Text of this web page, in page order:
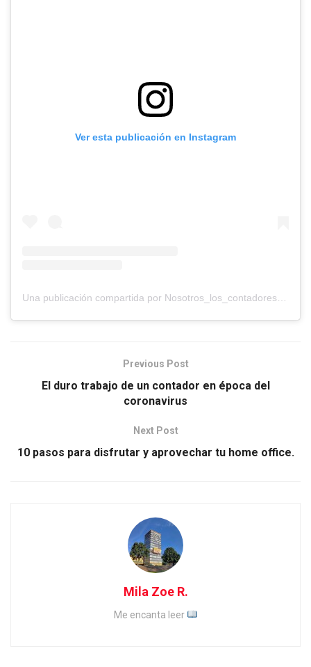
Ver esta publicación en Instagram
Previous Post
El duro trabajo de un contador en época del
coronavirus
Next Post
10 pasos para disfrutar y aprovechar tu home office.
Mila Zoe R.
Me encanta leer